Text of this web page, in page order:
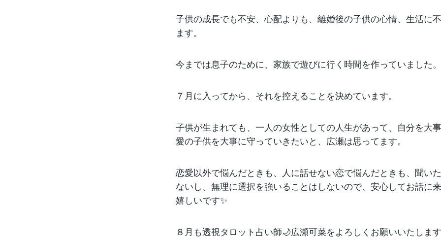
子供の成長でも不安、心配よりも、離婚後の子供の心情、生活に
ます。
今までは息子のために、家族で遊びに行く時間を作っていました。
７月に入ってから、それを控えることを決めています。
子供が生まれても、一人の女性としての人生があって、自分を大
愛の子供を大事に守っていきたいと、広瀬は思ってます。
恋愛以外で悩んだときも、人に話せない恋で悩んだときも、聞い
ないし、無理に選択を強いることはしないので、安心してお話に
嬉しいです✨
８月も透視タロット占い師🌙広瀬可菜をよろしくお願いいたしま